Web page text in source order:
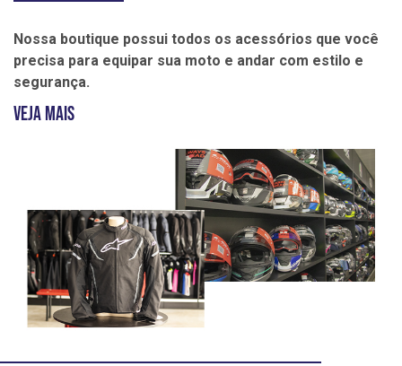
Nossa boutique possui todos os acessórios que você
precisa para equipar sua moto e andar com estilo e
segurança.
Veja mais